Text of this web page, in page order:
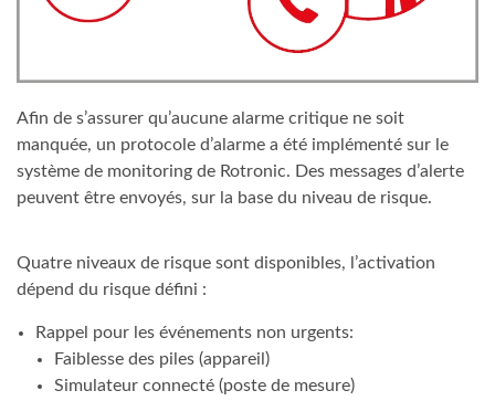
Afin de s’assurer qu’aucune alarme critique ne soit
manquée, un protocole d’alarme a été implémenté sur le
système de monitoring de Rotronic. Des messages d’alerte
peuvent être envoyés, sur la base du niveau de risque.
Quatre niveaux de risque sont disponibles, l’activation
dépend du risque défini :
Rappel pour les événements non urgents:
Faiblesse des piles (appareil)
Simulateur connecté (poste de mesure)